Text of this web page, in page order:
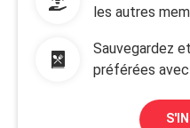
les autres
Sauvegardez
préférées